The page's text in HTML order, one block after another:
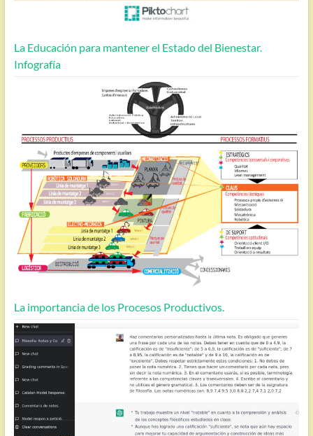
La Educación para mantener el Estado del Bienestar.
Infografía
La importancia de los Procesos Productivos.